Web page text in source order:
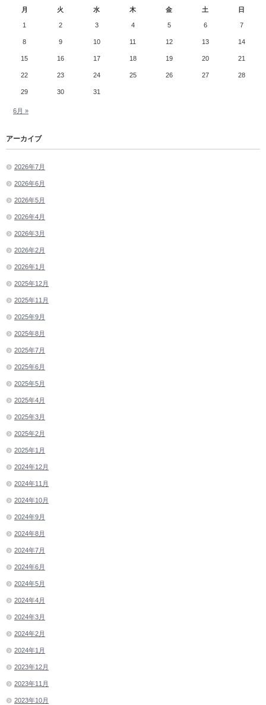
月 火 水 木 金 土 日
1 2 3 4 5 6 7
8 9 10 11 12 13 14
15 16 17 18 19 20 21
22 23 24 25 26 27 28
29 30 31
6月 »
アーカイブ
2026年7月
2026年6月
2026年5月
2026年4月
2026年3月
2026年2月
2026年1月
2025年12月
2025年11月
2025年9月
2025年8月
2025年7月
2025年6月
2025年5月
2025年4月
2025年3月
2025年2月
2025年1月
2024年12月
2024年11月
2024年10月
2024年9月
2024年8月
2024年7月
2024年6月
2024年5月
2024年4月
2024年3月
2024年2月
2024年1月
2023年12月
2023年11月
2023年10月